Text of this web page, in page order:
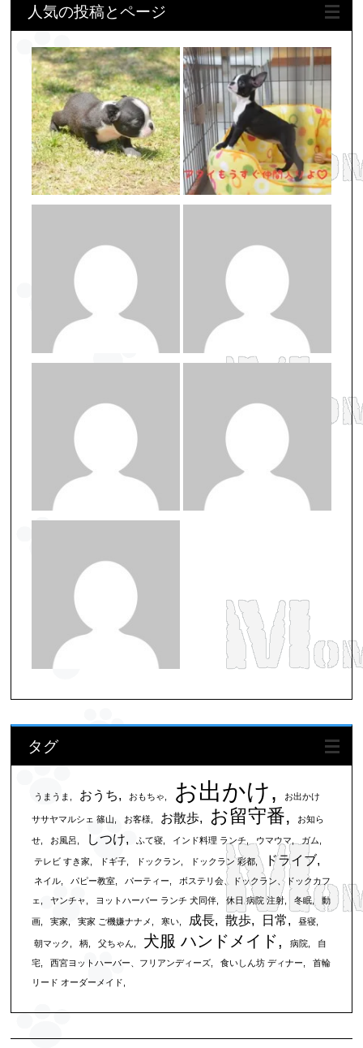
人気の投稿とページ
タグ
うまうま おうち おもちゃ お出かけ お出かけ
ササヤマルシェ 篠山 お客様 お散歩 お留守番 お知ら
せ お風呂 しつけ ふて寝 インド料理 ランチ ウマウマ ガム
テレビ すき家 ドギ子 ドックラン ドックラン 彩都 ドライブ
ネイル パピー教室 パーティー
ボステリ会、ドックラン、ドックカフ
ェ
ヤンチャ ヨットハーバー ランチ 犬同伴 休日 病院 注射 冬眠 動
画 実家 実家 ご機嫌ナナメ 寒い 成長 散歩 日常 昼寝
朝マック 柄 父ちゃん 犬服 ハンドメイド 病院
自
宅
西宮ヨットハーバー、フリアンディーズ 食いしん坊 ディナー
首輪
リード オーダーメイド